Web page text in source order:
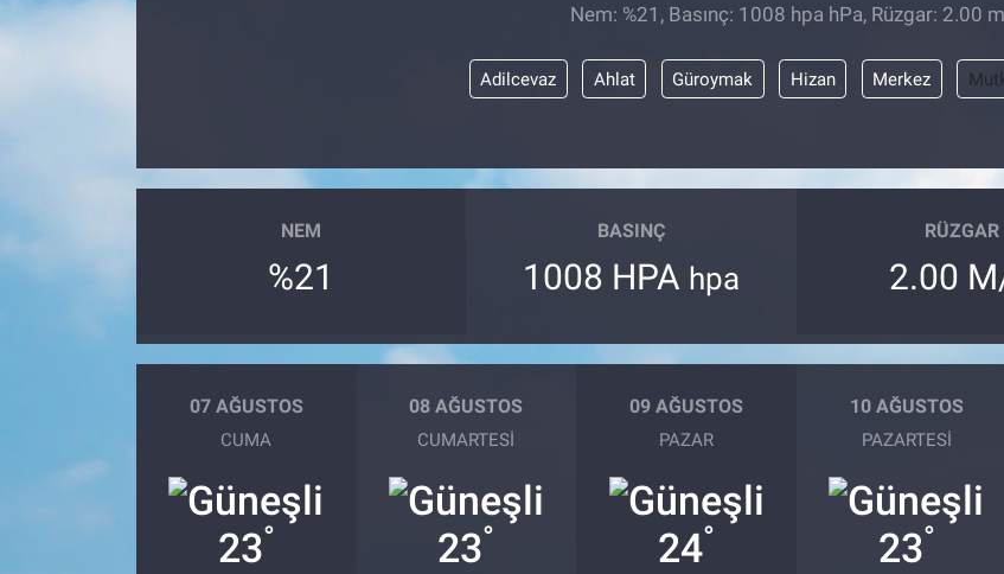
Nem: %21, Basınç: 1008 hpa hPa, Rüzgar: 2.00
Adilcevaz Ahlat Güroymak Hizan Merkez
NEM
%21
BASINÇ
1008 HPA hpa
RÜZGAR
2.00
07 AĞUSTOS
CUMA
23°
08 AĞUSTOS
CUMARTESI
23°
09 AĞUSTOS
PAZAR
24°
10 AĞUSTOS
PAZARTESI
23°